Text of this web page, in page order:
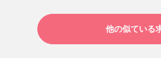
他の似ている